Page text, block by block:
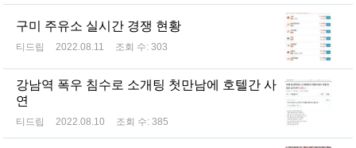
구미 주유소 실시간 경쟁 현황
티드립 2022.08.11 조회 수: 303
강남역 폭우 침수로 소개팅 첫만남에 호텔간 사
연
티드립 2022.08.10 조회 수: 385